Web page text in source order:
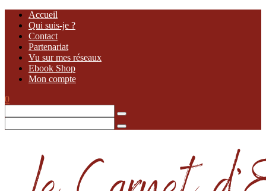
Accueil
Qui suis-je ?
Contact
Partenariat
Vu sur mes réseaux
Ebook Shop
Mon compte
0